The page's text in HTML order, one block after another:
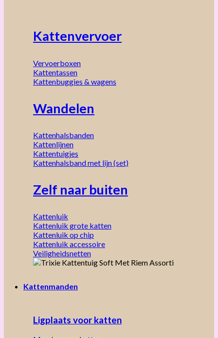
Kattenvervoer
Vervoerboxen
Kattentassen
Kattenbuggies & wagens
Wandelen
Kattenhalsbanden
Kattenlijnen
Kattentuigjes
Kattenhalsband met lijn (set)
Zelf naar buiten
Kattenluik
Kattenluik grote katten
Kattenluik op chip
Kattenluik accessoire
Veiligheidsnetten
Kattenmanden
Ligplaats voor katten